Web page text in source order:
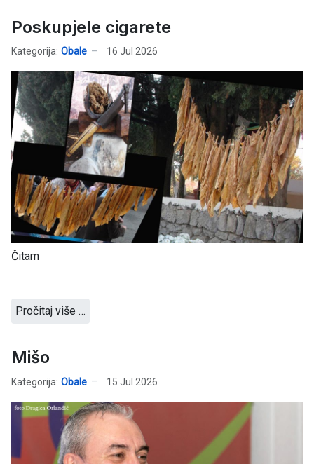
Poskupjele cigarete
Kategorija: Obale 16 Jul 2026
Čitam
Pročitaj više …
Mišo
Kategorija: Obale 15 Jul 2026